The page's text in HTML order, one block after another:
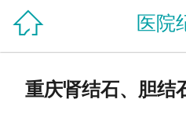
 医院
重庆肾结石、胆结